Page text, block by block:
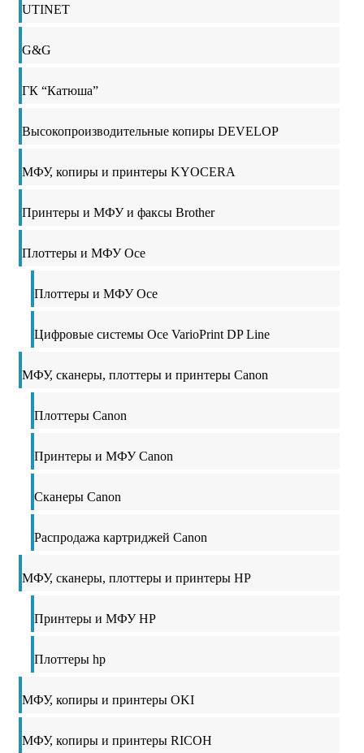
UTINET
G&G
ГК “Катюша”
Высокопроизводительные копиры DEVELOP
МФУ, копиры и принтеры KYOCERA
Принтеры и МФУ и факсы Brother
Плоттеры и МФУ Oce
Плоттеры и МФУ Oce
Цифровые системы Oce VarioPrint DP Line
МФУ, сканеры, плоттеры и принтеры Canon
Плоттеры Canon
Принтеры и МФУ Canon
Сканеры Canon
Распродажа картриджей Canon
МФУ, сканеры, плоттеры и принтеры HP
Принтеры и МФУ HP
Плоттеры hp
МФУ, копиры и принтеры OKI
МФУ, копиры и принтеры RICOH